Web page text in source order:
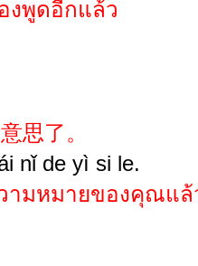
งพูดอีกแล้ว
思了。
nǐ de yì si le.
ามหมายของคุณแล้